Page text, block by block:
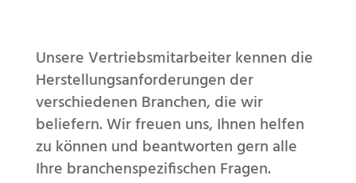
Unsere Vertriebsmitarbeiter kennen die
Herstellungsanforderungen der
verschiedenen Branchen, die wir
beliefern. Wir freuen uns, Ihnen helfen
zu können und beantworten gern alle
Ihre branchenspezifischen Fragen.